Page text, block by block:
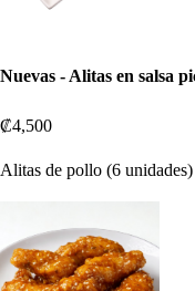
Nuevas - Alitas en salsa
₡4,500
Alitas de pollo (6